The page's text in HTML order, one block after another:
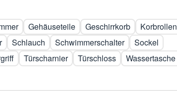
Gehäuseteile Geschirrkorb
Korbrollen
Schlauch Schwimmerschalter
Sockel
Türscharnier Türschloss
Wassertasche